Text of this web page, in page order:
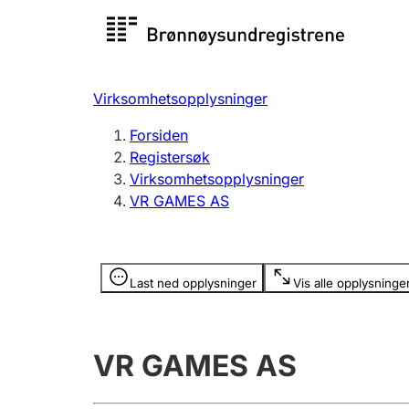
Registersøk
Registrere, endre, slette
Virksomhetsopplysninger
Forsiden
Registersøk
Virksomhetsopplysninger
VR GAMES AS
Last ned opplysninger Vis alle
Opplysninger er skjult
VR GAMES AS